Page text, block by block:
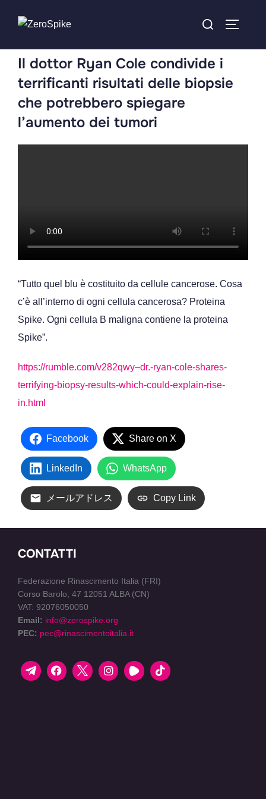
Il dottor Ryan Cole condivide i
terrificanti risultati delle biopsie
che potrebbero spiegare
l’aumento dei tumori
“Tutto quel blu è costituito da cellule cancerose. Cosa
c’è all’interno di ogni cellula cancerosa? Proteina
Spike. Ogni cellula B maligna contiene la proteina
Spike”.
https://rumble.com/v282qwy–dr.-ryan-cole-shares-
terrifying-biopsy-results-which-could-explain-rise-
in.html
Facebook Share on X
LinkedIn WhatsApp
メールアドレス Copy Link
CONTATTI
Federazione Rinascimento Italia (FRI)
Corso Barolo, 47 12051 ALBA (CN)
VAT: 92076050050
Email: info@zerospike.org
PEC: pec@rinascimentoitalia.it